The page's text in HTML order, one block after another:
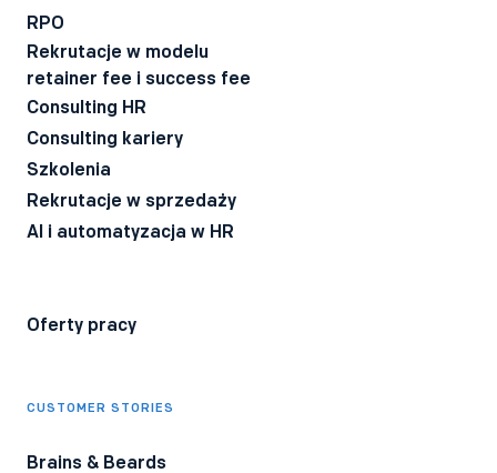
branży.
Wyrażam zgodę na przetwarzanie moich danych osobowych
RPO
Rekrutacje w modelu
retainer fee i success fee
Consulting HR
Consulting kariery
Szkolenia
Rekrutacje w sprzedaży
AI i automatyzacja w HR
Oferty pracy
CUSTOMER STORIES
Brains & Beards